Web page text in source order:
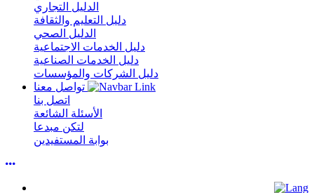
الدليل التجاري
دليل التعليم والثقافة
الدليل الصحي
دليل الخدمات الاجتماعية
دليل الخدمات الصناعية
دليل الشركات والمؤسسات
اتصل بنا
الأسئلة الشائعة
لتكن مبدعا
بوابة المستفيدين